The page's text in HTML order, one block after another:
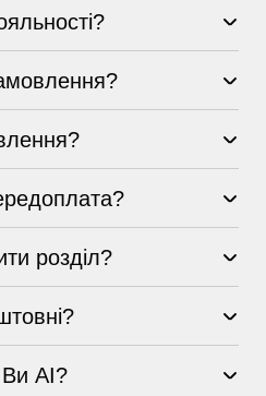
розділ?
Ви AI?